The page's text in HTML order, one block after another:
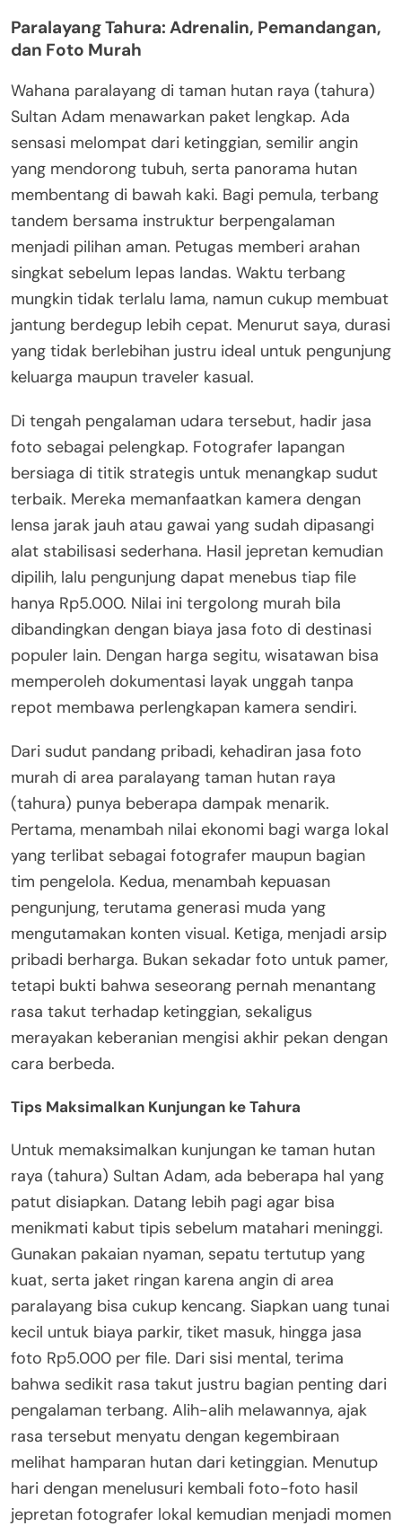
Paralayang Tahura: Adrenalin, Pemandangan,
dan Foto Murah
Wahana paralayang di taman hutan raya (tahura)
Sultan Adam menawarkan paket lengkap. Ada
sensasi melompat dari ketinggian, semilir angin
yang mendorong tubuh, serta panorama hutan
membentang di bawah kaki. Bagi pemula, terbang
tandem bersama instruktur berpengalaman
menjadi pilihan aman. Petugas memberi arahan
singkat sebelum lepas landas. Waktu terbang
mungkin tidak terlalu lama, namun cukup membuat
jantung berdegup lebih cepat. Menurut saya, durasi
yang tidak berlebihan justru ideal untuk pengunjung
keluarga maupun traveler kasual.
Di tengah pengalaman udara tersebut, hadir jasa
foto sebagai pelengkap. Fotografer lapangan
bersiaga di titik strategis untuk menangkap sudut
terbaik. Mereka memanfaatkan kamera dengan
lensa jarak jauh atau gawai yang sudah dipasangi
alat stabilisasi sederhana. Hasil jepretan kemudian
dipilih, lalu pengunjung dapat menebus tiap file
hanya Rp5.000. Nilai ini tergolong murah bila
dibandingkan dengan biaya jasa foto di destinasi
populer lain. Dengan harga segitu, wisatawan bisa
memperoleh dokumentasi layak unggah tanpa
repot membawa perlengkapan kamera sendiri.
Dari sudut pandang pribadi, kehadiran jasa foto
murah di area paralayang taman hutan raya
(tahura) punya beberapa dampak menarik.
Pertama, menambah nilai ekonomi bagi warga lokal
yang terlibat sebagai fotografer maupun bagian
tim pengelola. Kedua, menambah kepuasan
pengunjung, terutama generasi muda yang
mengutamakan konten visual. Ketiga, menjadi arsip
pribadi berharga. Bukan sekadar foto untuk pamer,
tetapi bukti bahwa seseorang pernah menantang
rasa takut terhadap ketinggian, sekaligus
merayakan keberanian mengisi akhir pekan dengan
cara berbeda.
Tips Maksimalkan Kunjungan ke Tahura
Untuk memaksimalkan kunjungan ke taman hutan
raya (tahura) Sultan Adam, ada beberapa hal yang
patut disiapkan. Datang lebih pagi agar bisa
menikmati kabut tipis sebelum matahari meninggi.
Gunakan pakaian nyaman, sepatu tertutup yang
kuat, serta jaket ringan karena angin di area
paralayang bisa cukup kencang. Siapkan uang tunai
kecil untuk biaya parkir, tiket masuk, hingga jasa
foto Rp5.000 per file. Dari sisi mental, terima
bahwa sedikit rasa takut justru bagian penting dari
pengalaman terbang. Alih-alih melawannya, ajak
rasa tersebut menyatu dengan kegembiraan
melihat hamparan hutan dari ketinggian. Menutup
hari dengan menelusuri kembali foto-foto hasil
jepretan fotografer lokal kemudian menjadi momen